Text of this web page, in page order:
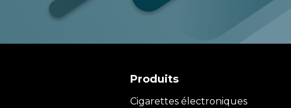
Produits
Cigarettes électroniques